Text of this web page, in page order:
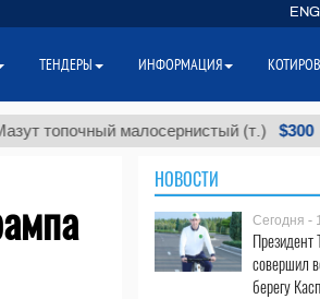
малосернистый (т.) $300
НОВОСТИ
Сегодня -
Президент
совершил
берегу
ENG
ТЕНДЕРЫ ИНФОРМАЦИЯ